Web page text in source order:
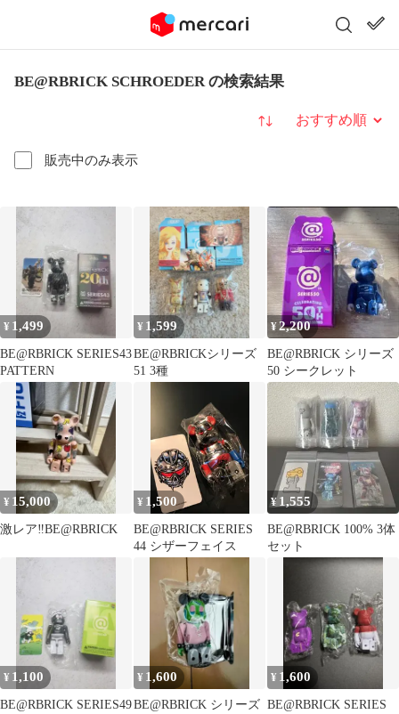
BE@RBRICK SCHROEDER の検索結果
販売中のみ表示
並び替え
¥ 1,499
BE@RBRICK SERIES43
PATTERN
¥ 1,599
BE@RBRICKシリーズ
51 3種
¥2,200
BE@RBRICK シリーズ
50 シークレット
¥ 15,000
激レア‼️BE@RBRICK
¥ 1,500
BE@RBRICK SERIES
44 シザーフェイス
¥ 1,555
BE@RBRICK 100% 3体
セット
¥ 1,100
BE@RBRICK SERIES49
¥ 1,600
BE@RBRICK シリーズ
¥ 1,600
BE@RBRICK SERIES